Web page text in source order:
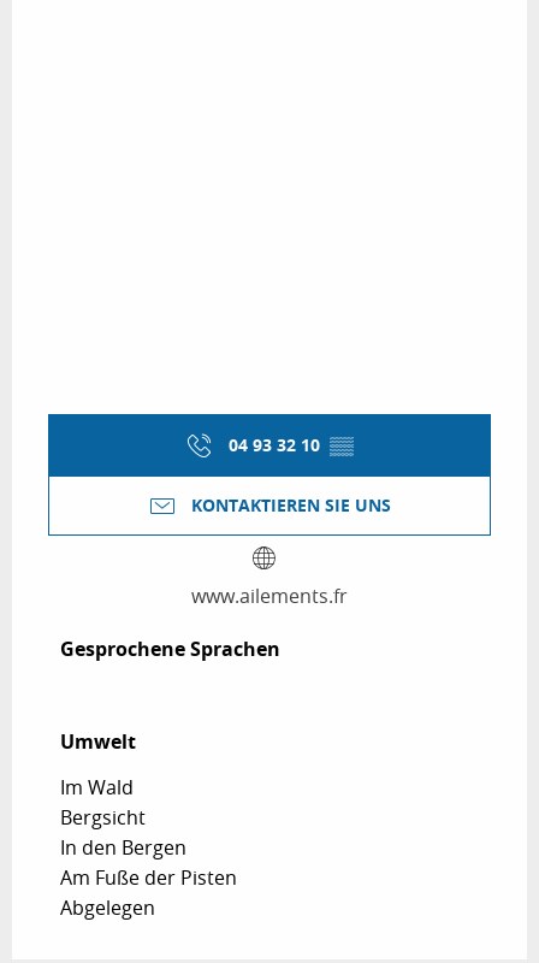
04 93 32 10 ▒▒
KONTAKTIEREN SIE UNS
www.ailements.fr
Gesprochene Sprachen
Gesprochene Sprachen
Umwelt
Umwelt
Im Wald
Bergsicht
In den Bergen
Am Fuße der Pisten
Abgelegen